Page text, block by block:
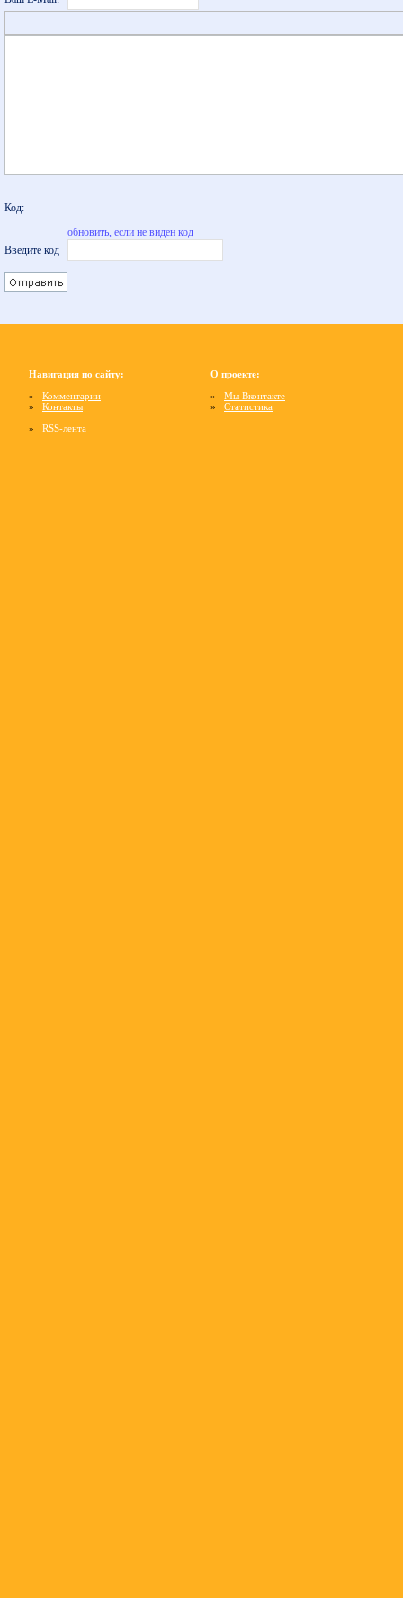
Код:
обновить, если не виден код
Введите код
Навигация по сайту:
» Комментарии
» Контакты
» RSS-лента
О проекте:
» Мы Вконтакте
» Статистика